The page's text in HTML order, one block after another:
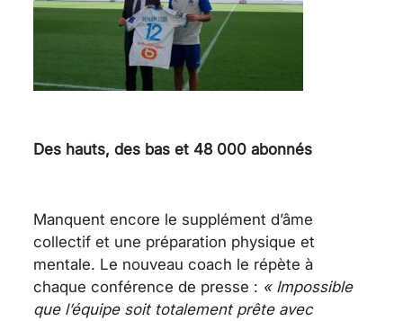
Des hauts, des bas et 48 000 abonnés
Manquent encore le supplément d’âme
collectif et une préparation physique et
mentale. Le nouveau coach le répète à
chaque conférence de presse : « Impossible
que l’équipe soit totalement prête avec